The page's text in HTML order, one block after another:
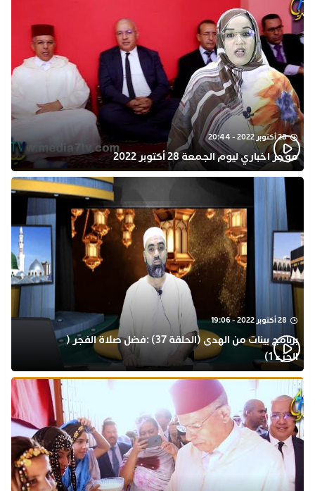
28 أكتوبر 2022 - 20:44
موجز اخباري ليوم الجمعة 28 أكتوبر 2022
28 أكتوبر 2022 - 19:06
برنامج بينات من الهدى (الحلقة 37) :فضل صلاة الفجر (
الجزء 1)